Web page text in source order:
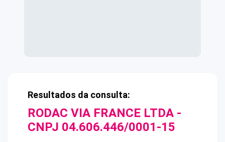
Resultados da consulta:
RODAC VIA FRANCE LTDA -
CNPJ 04.606.446/0001-15